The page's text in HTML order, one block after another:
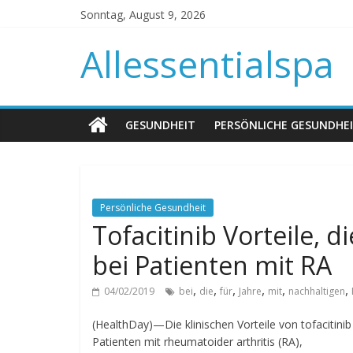
Sonntag, August 9, 2026
Allessentialspa
GESUNDHEIT PERSÖNLICHE
Persönliche Gesundheit
Tofacitinib Vorteile,
bei Patienten mit RA
04/02/2019 bei, die, für, Jahre, mit, nachhaltigen,
(HealthDay)—Die klinischen Vorteile von
Patienten mit rheumatoider arthritis (RA),